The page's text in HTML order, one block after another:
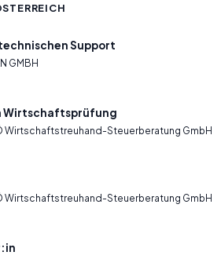
Support
GMBH
Wirtschaftsprüfung
Wirtschaftstreuhand-Steuerberatung GmbH
Wirtschaftstreuhand-Steuerberatung GmbH